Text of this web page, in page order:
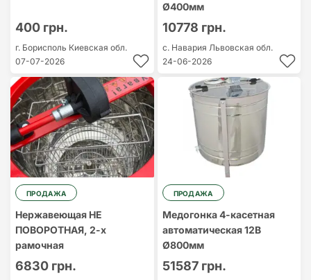
400 грн.
г. Борисполь Киевская обл.
07-07-2026
Ø400мм
10778 грн.
с. Навария Львовская обл.
24-06-2026
ПРОДАЖА
Нержавеющая НЕ
ПОВОРОТНАЯ, 2-х
рамочная
6830 грн.
ПРОДАЖА
Медогонка 4-касетная
автоматическая 12В
Ø800мм
51587 грн.